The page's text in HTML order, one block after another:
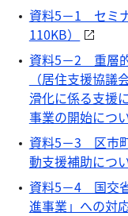
資料5－1 セミ
110KB）
資料5－2 重層
（居住支援協
滑化に係る支援
事業の開始につ
資料5－3 区市
動支援補助につ
資料5－4 国交
進事業」への対